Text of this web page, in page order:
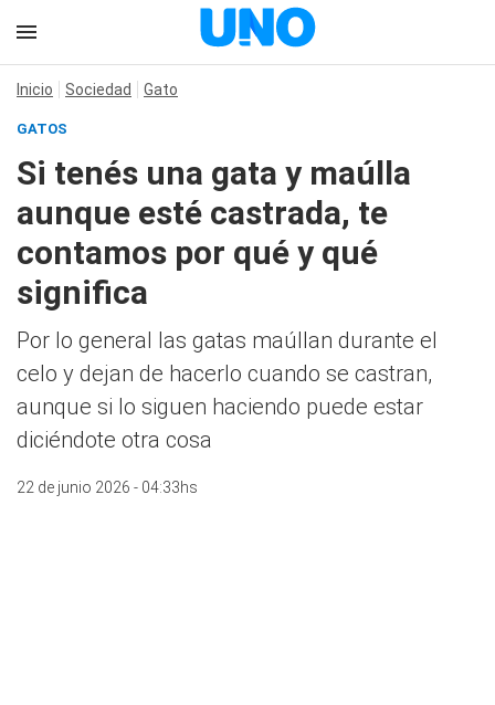
Inicio Sociedad Gato
GATOS
Si tenés una gata y maúlla
aunque esté castrada, te
contamos por qué y qué
significa
Por lo general las gatas maúllan durante el
celo y dejan de hacerlo cuando se castran,
aunque si lo siguen haciendo puede estar
diciéndote otra cosa
22 de junio 2026 - 04:33hs